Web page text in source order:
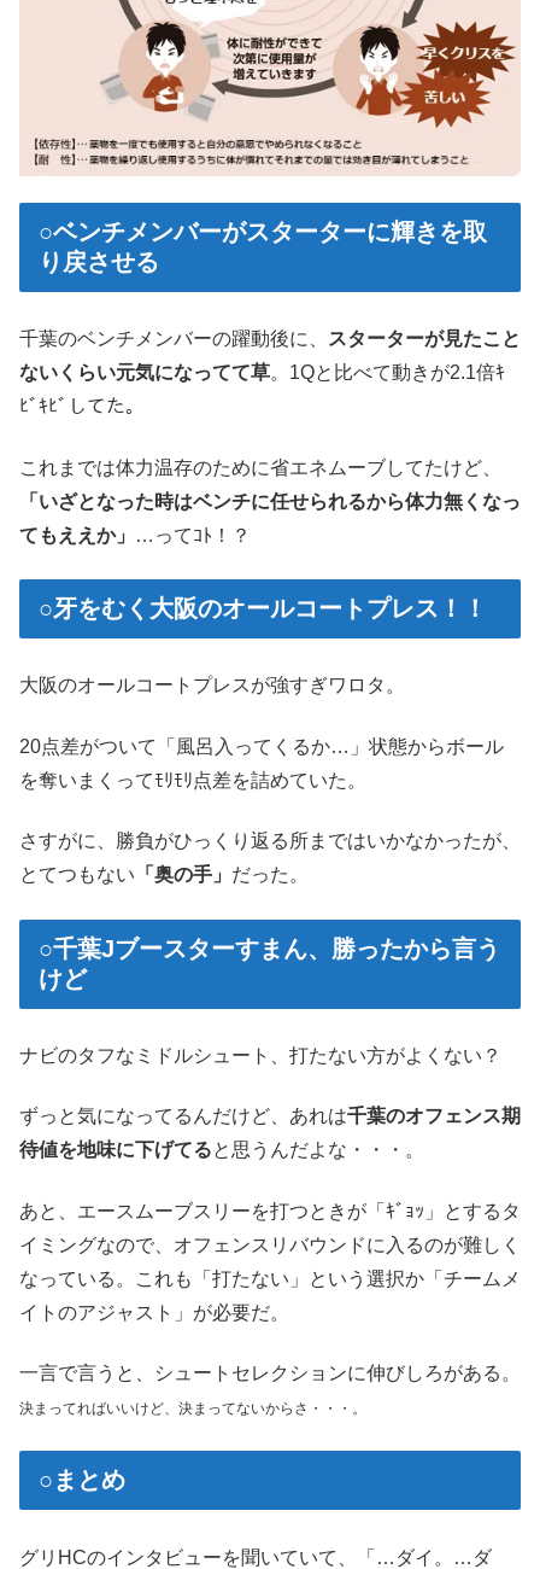
○ベンチメンバーがスターターに輝きを取
り戻させる
千葉のベンチメンバーの躍動後に、 スターターが見たこと
ないくらい元気になってて草。1Qと比べて動きが2.1倍ｷ
ﾋﾞｷﾋﾞしてた。
これまでは体力温存のために省エネムーブしてたけど、
「いざとなった時はベンチに任せられるから体力無くなっ
てもええか」
…ってｺﾄ！？
○牙をむく大阪のオールコートプレス！！
大阪のオールコートプレスが強すぎワロタ。
20点差がついて「風呂入ってくるか…」状態からボール
を奪いまくってﾓﾘﾓﾘ点差を詰めていた。
さすがに、勝負がひっくり返る所まではいかなかったが、
とてつもない 「奥の手」 だった。
○千葉Jブースターすまん、勝ったから言う
けど
ナビのタフなミドルシュート、打たない方がよくない？
ずっと気になってるんだけど、あれは千葉のオフェンス期
待値を地味に下げてると思うんだよな・・・。
あと、エースムーブスリーを打つときが「ｷﾞｮｯ」とするタ
イミングなので、オフェンスリバウンドに入るのが難しく
なっている。これも「打たない」という選択か「チームメ
イトのアジャスト」が必要だ。
一言で言うと、シュートセレクションに伸びしろがある。
決まってればいいけど、決まってないからさ・・・。
○まとめ
グリHCのインタビューを聞いていて、「…ダイ。…ダ